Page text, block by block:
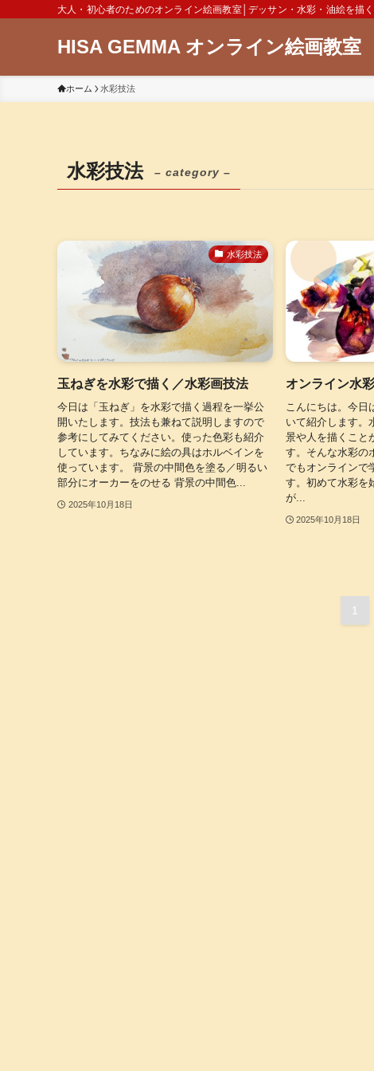
大人・初心者のためのオンライン絵画教室│デッサン・水彩・油絵を描く
HISA GEMMA オンライン絵画教室
ホーム 水彩技法
水彩技法 – category –
水彩技法
玉ねぎを水彩で描く／水彩画技法
今日は「玉ねぎ」を水彩で描く過程を一挙公
開いたします。技法も兼ねて説明しますので
参考にしてみてください。使った色彩も紹介
しています。ちなみに絵の具はホルベインを
使っています。 背景の中間色を塗る／明るい
部分にオーカーをのせる 背景の中間色...
2025年10月18日
オンライン水
こんにちは。今日
いて紹介します。
景や人を描くこと
す。そんな水彩の
でもオンラインで
す。初めて水彩を
が...
2025年10月18日
1